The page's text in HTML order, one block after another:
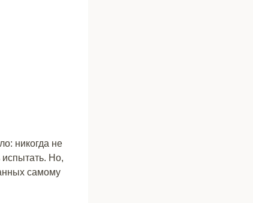
никогда не
Но,
самому